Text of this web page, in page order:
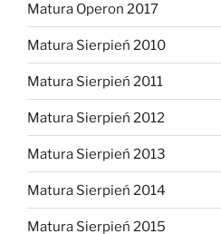
Matura Operon 2017
Matura Sierpień 2010
Matura Sierpień 2011
Matura Sierpień 2012
Matura Sierpień 2013
Matura Sierpień 2014
Matura Sierpień 2015